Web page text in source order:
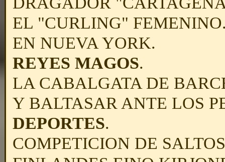
EL "CURLING"
EN NUEVA YORK.
REYES MAGOS.
LA CABALGATA DE
Y BALTASAR ANTE LOS
DEPORTES.
COMPETICION DE